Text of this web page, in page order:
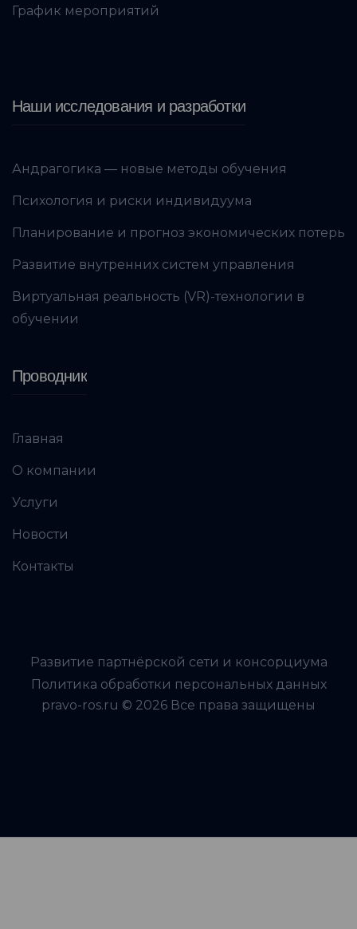
График мероприятий
Наши исследования и разработки
Андрагогика — новые методы обучения
Психология и риски индивидуума
Планирование и прогноз экономических потерь
Развитие внутренних систем управления
Виртуальная реальность (VR)-технологии в
обучении
Проводник
Главная
О компании
Услуги
Новости
Контакты
Развитие партнёрской сети и консорциума
Политика обработки персональных данных
pravo-ros.ru © 2026 Все права защищены